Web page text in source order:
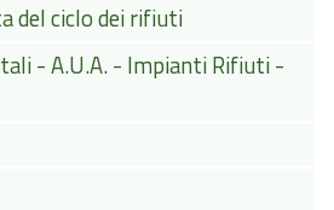
del ciclo dei rifiuti
- A.U.A. - Impianti Rifiuti -